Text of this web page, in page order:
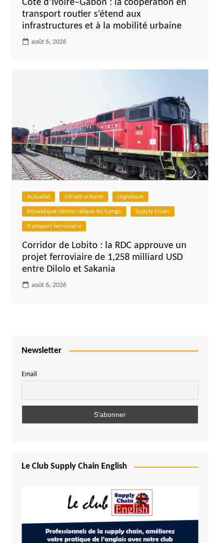
Côte d’Ivoire–Gabon : la coopération en
transport routier s’étend aux
infrastructures et à la mobilité urbaine
août 6, 2026
Actualité Infrastructures Logistique
République Démocratique du Congo Supply Chain
Transport ferroviaire
Corridor de Lobito : la RDC approuve un
projet ferroviaire de 1,258 milliard USD
entre Dilolo et Sakania
août 6, 2026
Newsletter
Email
Le Club Supply Chain English